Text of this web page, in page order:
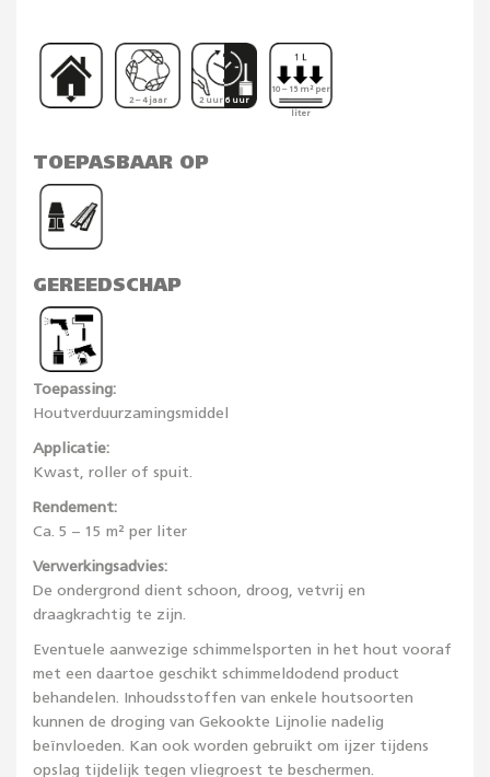
2 – 4 jaar 2 uur 6 uur
10 – 15 m² per
liter
TOEPASBAAR OP
GEREEDSCHAP
Toepassing:
Houtverduurzamingsmiddel
Applicatie:
Kwast, roller of spuit.
Rendement:
Ca. 5 – 15 m² per liter
Verwerkingsadvies:
De ondergrond dient schoon, droog, vetvrij en
draagkrachtig te zijn.
Eventuele aanwezige schimmelsporten in het hout vooraf
met een daartoe geschikt schimmeldodend product
behandelen. Inhoudsstoffen van enkele houtsoorten
kunnen de droging van Gekookte Lijnolie nadelig
beïnvloeden. Kan ook worden gebruikt om ijzer tijdens
opslag tijdelijk tegen vliegroest te beschermen.